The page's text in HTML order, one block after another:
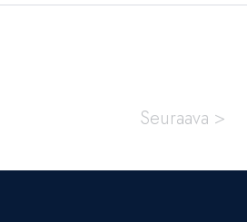
Seuraava >